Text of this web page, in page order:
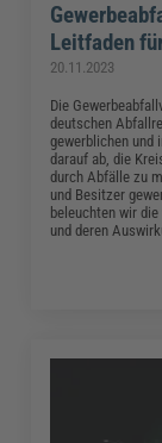
Leitfaden
20.11.2023
Die
deutschen
gewerblichen und
darauf ab, die
durch Abfälle zu
und Besitzer
beleuchten wir
und deren